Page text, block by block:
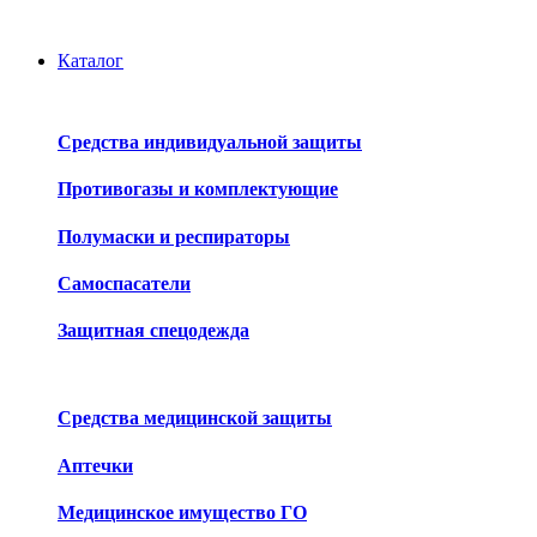
Каталог
Средства индивидуальной защиты
Противогазы и комплектующие
Полумаски и респираторы
Самоспасатели
Защитная спецодежда
Средства медицинской защиты
Аптечки
Медицинское имущество ГО